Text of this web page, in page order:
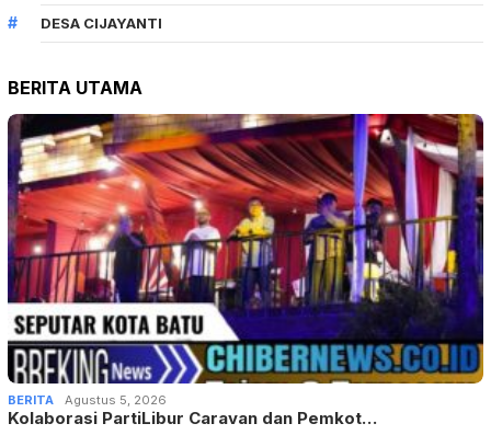
DESA CIJAYANTI
BERITA UTAMA
BERITA Agustus 5, 2026
Kolaborasi PartiLibur Caravan dan Pemkot…